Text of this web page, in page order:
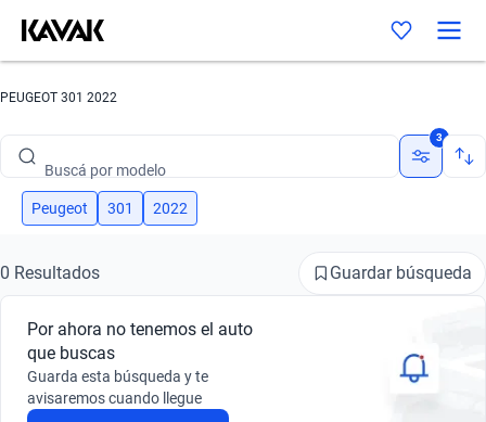
PEUGEOT 301 2022
Buscá por versión
Buscá por marca
Buscá por modelo
Buscá por versión
3
Peugeot 301 2022
0 Resultados Guardar búsqueda
Por ahora no tenemos el auto
que buscas
Guarda esta búsqueda y te
avisaremos cuando llegue